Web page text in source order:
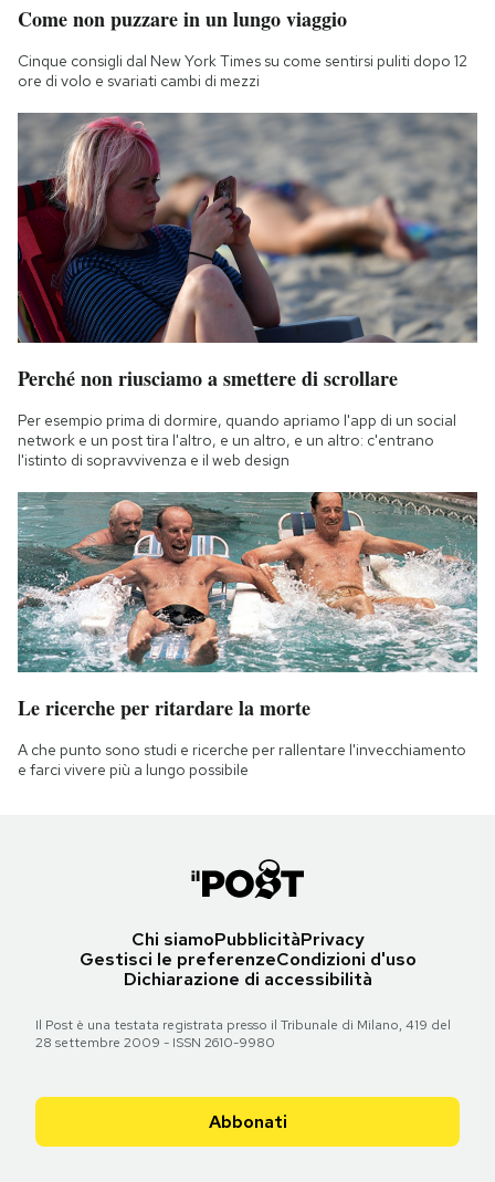
Come non puzzare in un lungo viaggio
Cinque consigli dal New York Times su come sentirsi puliti dopo 12
ore di volo e svariati cambi di mezzi
Perché non riusciamo a smettere di scrollare
Per esempio prima di dormire, quando apriamo l'app di un social
network e un post tira l'altro, e un altro, e un altro: c'entrano
l'istinto di sopravvivenza e il web design
Le ricerche per ritardare la morte
A che punto sono studi e ricerche per rallentare l'invecchiamento
e farci vivere più a lungo possibile
Chi siamoPubblicitàPrivacy
Gestisci le preferenzeCondizioni d'uso
Dichiarazione di accessibilità
Il Post è una testata registrata presso il Tribunale di Milano, 419 del
28 settembre 2009 - ISSN 2610-9980
Abbonati